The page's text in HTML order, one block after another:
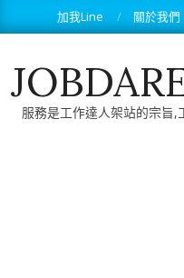
to
加我Line 關於我們
服務是工作達人架站的宗